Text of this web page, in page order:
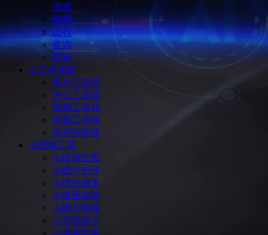
游戏
购物
出行
查询
邮箱
Ai工具箱集
图片工具箱
办公工具箱
视频工具箱
音频工具箱
应用智能体
Ai图像工具
Ai绘画生图
Ai图片创作
Ai优化修复
Ai抠图抹除
Ai图片换脸
Ai无损放大
Ai漫画绘本